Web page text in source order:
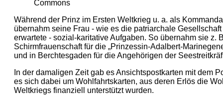
Commons
Während der Prinz im Ersten Weltkrieg u. a. als
übernahm seine Frau - wie es die patriarchale
erwartete - sozial-karitative Aufgaben. So übernahm sie z.
Schirmfrauenschaft für die „Prinzessin-Adalbert-
und in Berchtesgaden für die Angehörigen der
In der damaligen Zeit gab es Ansichtspostkarten mit dem
es sich dabei um Wohlfahrtskarten, aus deren Erlös die
Weltkriegs finanziell unterstützt wurden.